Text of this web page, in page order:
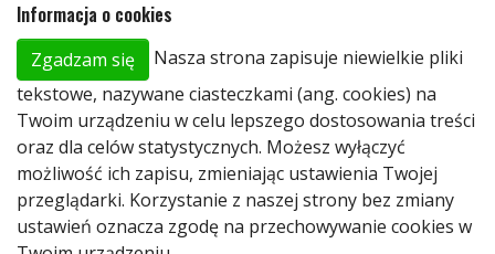
Znajdziesz nas tutaj
Stary Dwór 66A
86-010 Koronowo, Polska
+48 (0)600 924 328
+48 (0)600 924 182
biuro@merkurymt.com
Informacja o cookies
Zgadzam się
Nasza strona zapisuje niewielkie pliki
tekstowe, nazywane ciasteczkami (ang. cookies) na
Twoim urządzeniu w celu lepszego dostosowania treści
oraz dla celów statystycznych. Możesz wyłączyć
możliwość ich zapisu, zmieniając ustawienia Twojej
przeglądarki. Korzystanie z naszej strony bez zmiany
ustawień oznacza zgodę na przechowywanie cookies w